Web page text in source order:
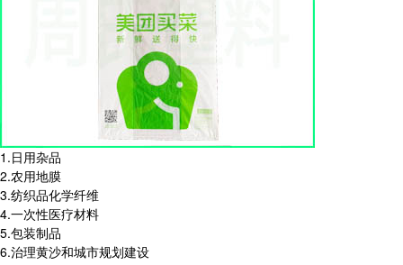
1.日用杂品
2.农用地膜
3.纺织品化学纤维
4.一次性医疗材料
5.包装制品
6.治理黄沙和城市规划建设